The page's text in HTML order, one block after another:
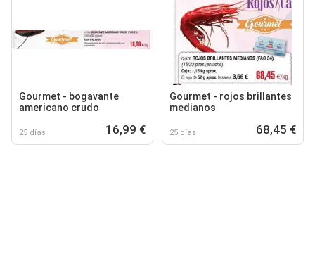
Gourmet - bogavante
americano crudo
25 días 16,99 €
Gourmet - rojos brillantes
medianos
25 días 68,45 €